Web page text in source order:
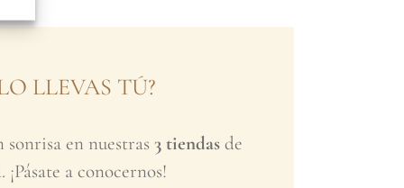
LLEVAS TÚ?
sonrisa en nuestras 3 tiendasde
a conocernos!